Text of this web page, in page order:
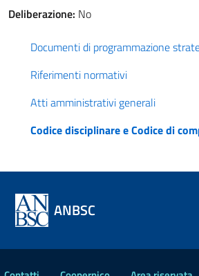
Deliberazione: No
Documenti di programmazione
Riferimenti normativi
Atti amministrativi generali
Codice disciplinare e Codice di
ANBSC